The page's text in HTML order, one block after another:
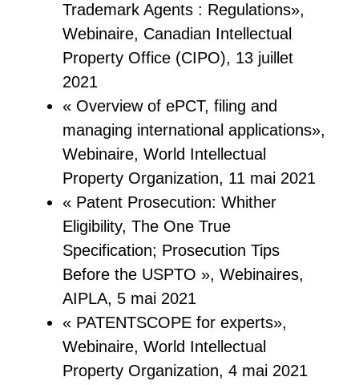
Trademark Agents : Regulations»,
Webinaire, Canadian Intellectual
Property Office (CIPO), 13 juillet
2021
« Overview of ePCT, filing and
managing international applications»,
Webinaire, World Intellectual
Property Organization, 11 mai 2021
« Patent Prosecution: Whither
Eligibility, The One True
Specification; Prosecution Tips
Before the USPTO », Webinaires,
AIPLA, 5 mai 2021
« PATENTSCOPE for experts»,
Webinaire, World Intellectual
Property Organization, 4 mai 2021